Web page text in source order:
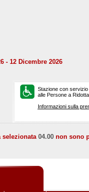
- 12 Dicembre 2026
Stazione con
alle Persone a
Informazioni sulla
selezionata04.00 non sono